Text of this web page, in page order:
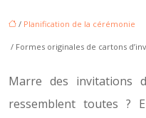
/ Planification de la cérémonie
/ Formes originales de cartons
Marre des invitations
ressemblent toutes ?